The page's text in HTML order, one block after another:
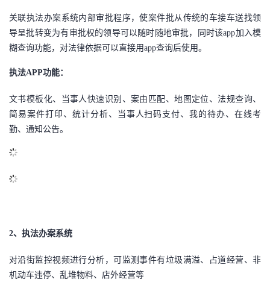
播
活
动
的
关
注
程
认
证
的
实
我
的
藏
支
持
声
建
议
关联执法办案系统内部审批程序，使案件批从传统的车接车送找领
导呈批转变为有审批权的领导可以随时随地审批，同时该app加入模
糊查询功能，对法律依据可以直接用app查询后使用。
执法APP功能：
文书模板化、 当事人快速识别 、案由匹配、地图定位 、 法规查询、
简易案件打印 、 统计分析、 当事人扫码支付、我的待办、在线考
勤、 通知公告。
2、 执法办案系统
对沿街监控视频进行分析，可监测事件有垃圾满溢、占道经营、非
机动车违停、乱堆物料、店外经营等